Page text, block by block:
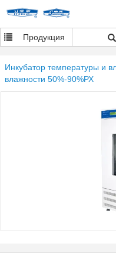
Продукция
Инкубатор температуры и
влажности 50%-90%РХ